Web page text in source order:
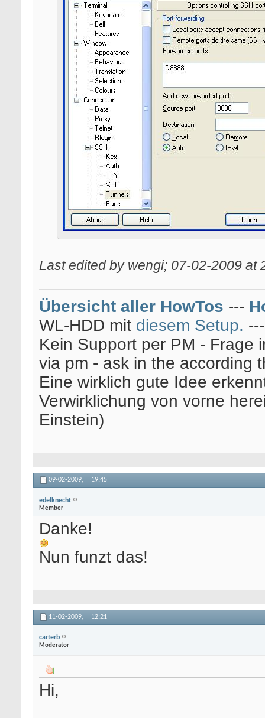
Last edited by wengi; 07-02-2009 at
Übersicht aller HowTos ---
WL-HDD mit diesem Setup.
Kein Support per PM - Frage
via pm - ask in the according
Eine wirklich gute Idee
Verwirklichung von vorne
Einstein)
09-02-2009, 19:45
edelknecht
Member
Danke!
Nun funzt das!
11-02-2009, 12:21
carterb
Moderator
Hi,